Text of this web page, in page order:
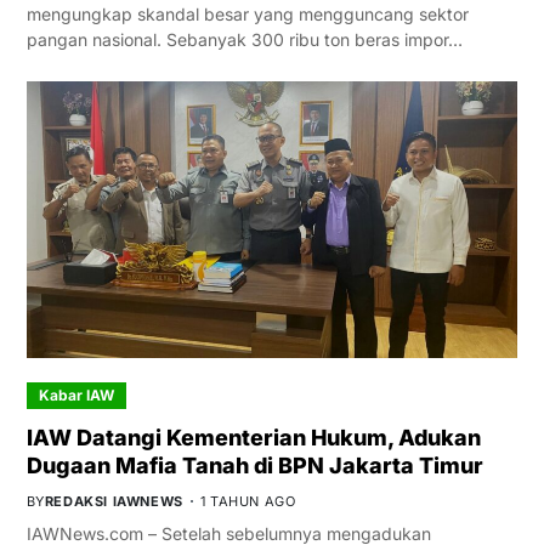
mengungkap skandal besar yang mengguncang sektor
pangan nasional. Sebanyak 300 ribu ton beras impor…
Kabar IAW
IAW Datangi Kementerian Hukum, Adukan
Dugaan Mafia Tanah di BPN Jakarta Timur
BYREDAKSI IAWNEWS 1 TAHUN AGO
IAWNews.com – Setelah sebelumnya mengadukan